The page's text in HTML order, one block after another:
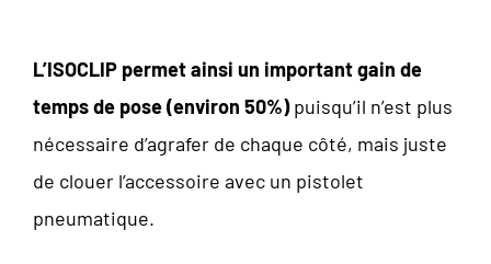
L’ISOCLIP permet ainsi un importantgain de
temps de pose (environ 50%)puisqu’il n’est plus
nécessaire d’agrafer de chaque côté, mais juste
de clouer l’accessoire avec un pistolet
pneumatique.